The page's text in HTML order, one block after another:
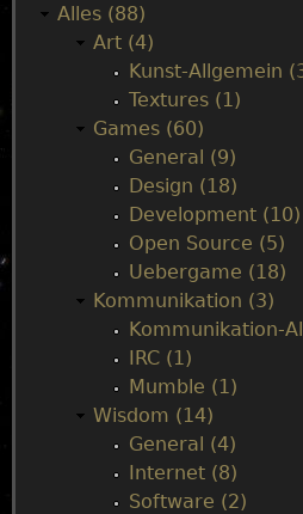
n
k
e
O
e
Alles (88)
Art (4)
Kunst-Allgemein
Textures (1)
Games (60)
General (9)
Design (18)
Development (10)
Open Source (5)
Uebergame (18)
Kommunikation (3)
Kommunikation-
IRC (1)
Mumble (1)
Wisdom (14)
General (4)
Internet (8)
Software (2)